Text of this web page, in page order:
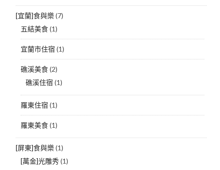
[宜蘭]食與樂(7)
五結美食(1)
宜蘭市住宿 (1)
礁溪美食(2)
礁溪住宿 (1)
羅東住宿 (1)
羅東美食(1)
[屏東]食與樂(1)
[萬金]光雕秀(1)